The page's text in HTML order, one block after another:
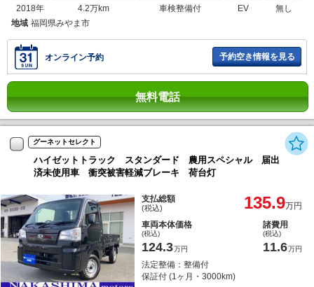
2018年
4.2万km
車検整備付
EV
無し
地域 福岡県みやま市
オンライン予約 予約空き情報を見る
無料電話
グーネットセレクト
ハイゼットトラック スタンダード 農用スペシャル 届出
済未使用車 衝突被害軽減ブレーキ 荷台灯
支払総額
(税込) 135.9万円
車両本体価格
(税込)
124.3万円
諸費用
(税込)
11.6万円
法定整備：整備付
保証付 (1ヶ月・3000km)